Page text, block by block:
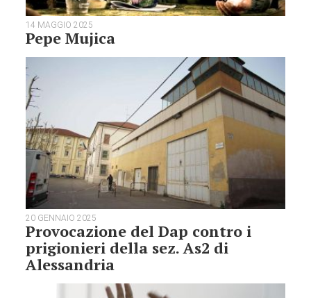
14 MAGGIO 2025
Pepe Mujica
20 GENNAIO 2025
Provocazione del Dap contro i
prigionieri della sez. As2 di
Alessandria